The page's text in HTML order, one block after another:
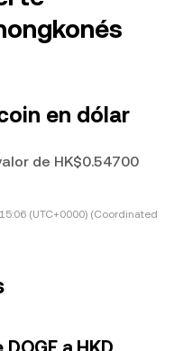
en dólar
de HK$0.54700
(UTC+0000) (Coordinated